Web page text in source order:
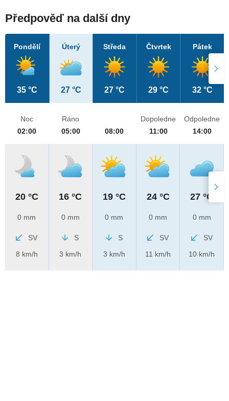
Předpověď na další dny
Pondělí
35 °C
Úterý
27 °C
Středa
27 °C
Čtvrtek
29 °C
Pátek
32 °C
Noc
02:00
20 °C
0 mm
SV
8 km/h
Ráno
05:00
16 °C
0 mm
S
3 km/h
08:00
19 °C
0 mm
S
3 km/h
Dopoledne
11:00
24 °C
0 mm
SV
11 km/h
Odpoledne
14:00
27 °C
0 mm
SV
10 km/h